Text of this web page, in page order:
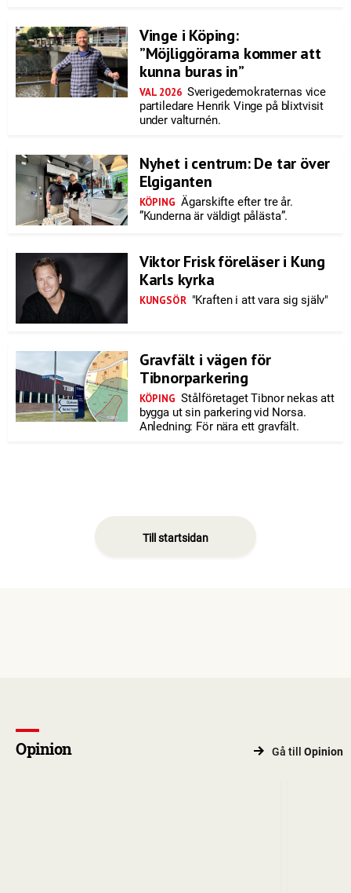
Vinge i Köping:
”Möjliggörarna kommer att
kunna buras in”
VAL 2026 Sverigedemokraternas vice
partiledare Henrik Vinge på blixtvisit
under valturnén.
Nyhet i centrum: De tar över
Elgiganten
KÖPING Ägarskifte efter tre år.
”Kunderna är väldigt pålästa”.
Viktor Frisk föreläser i Kung
Karls kyrka
KUNGSÖR "Kraften i att vara sig själv"
Gravfält i vägen för
Tibnorparkering
KÖPING Stålföretaget Tibnor nekas att
bygga ut sin parkering vid Norsa.
Anledning: För nära ett gravfält.
Till startsidan
Opinion Gå till Opinion